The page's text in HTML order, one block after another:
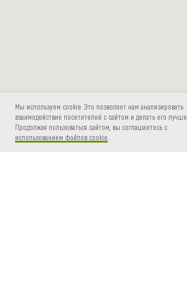
Мы используем cookie. Это позволяет нам анализировать
взаимодействие посетителей с сайтом и делать его лучше.
Продолжая пользоваться сайтом, вы соглашаетесь с
использованием файлов cookie